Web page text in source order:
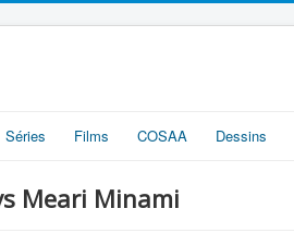
Séries Films COSAA Dessins
Meari Minami